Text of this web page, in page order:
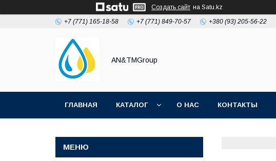
Создать сайт на Satu.kz
+7 (771) 165-18-58 +7 (771) 849-70-57 +380 (93) 205-56-22
AN&TMGroup
ГЛАВНАЯ КАТАЛОГ О НАС КОНТАКТЫ